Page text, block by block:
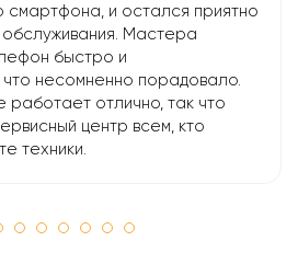
и остался приятно
обслуживания. Мастера
быстро и
несомненно порадовало.
отлично, так что
центр всем, кто
техники.